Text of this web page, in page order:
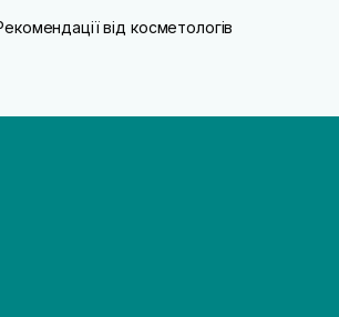
від косметологів